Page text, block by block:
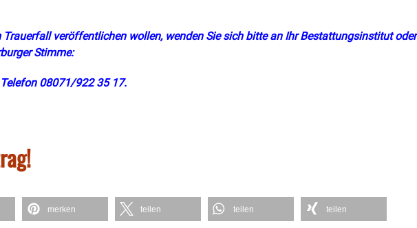
veröffentlichen wollen, wenden Sie sich bitte an Ihr Bestattungsinstitut oder
Stimme:
08071/922 35 17.
merken teilen teilen teilen